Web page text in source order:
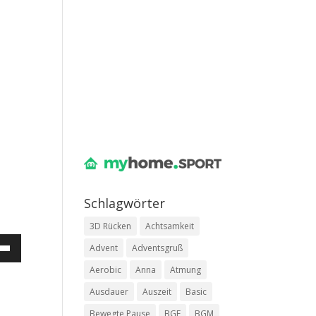
Schlag­wör­ter
3D Rücken
Achtsamkeit
Advent
Adventsgruß
Aerobic
Anna
Atmung
Ausdauer
Auszeit
Basic
Bewegte Pause
BGF
BGM